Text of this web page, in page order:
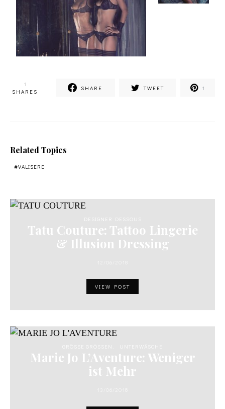
1
SHARES
SHARE TWEET 1
Related Topics
VALISERE
DESIGNER DESSOUS
Tatu Couture: Tattoo Lingerie
& Illusion Dressing
VIEW POST
UNTERWÄSCHE
Marie Jo L’Aventure: Weniger
ist Mehr